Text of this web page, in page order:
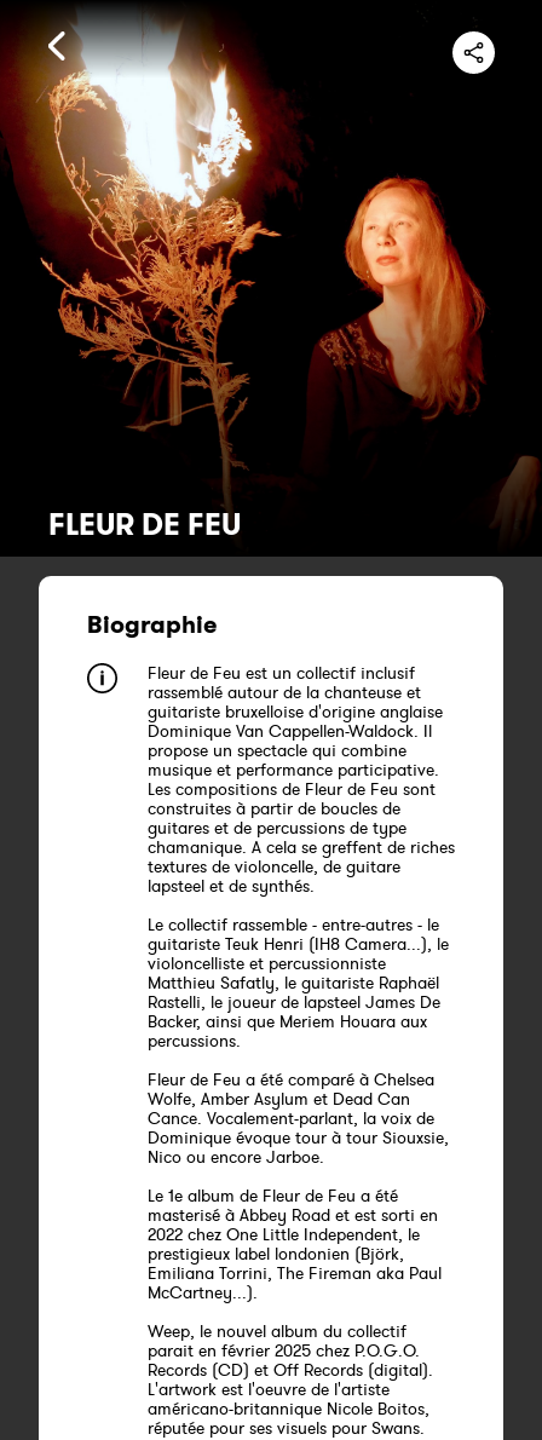
FLEUR DE FEU
Biographie
Fleur de Feu est un collectif inclusif
rassemblé autour de la chanteuse et
guitariste bruxelloise d'origine anglaise
Dominique Van Cappellen-Waldock. Il
propose un spectacle qui combine
musique et performance participative.
Les compositions de Fleur de Feu sont
construites à partir de boucles de
guitares et de percussions de type
chamanique. A cela se greffent de riches
textures de violoncelle, de guitare
lapsteel et de synthés.
Le collectif rassemble - entre-autres - le
guitariste Teuk Henri (IH8 Camera...), le
violoncelliste et percussionniste
Matthieu Safatly, le guitariste Raphaël
Rastelli, le joueur de lapsteel James De
Backer, ainsi que Meriem Houara aux
percussions.
Fleur de Feu a été comparé à Chelsea
Wolfe, Amber Asylum et Dead Can
Cance. Vocalement-parlant, la voix de
Dominique évoque tour à tour Siouxsie,
Nico ou encore Jarboe.
Le 1e album de Fleur de Feu a été
masterisé à Abbey Road et est sorti en
2022 chez One Little Independent, le
prestigieux label londonien (Björk,
Emiliana Torrini, The Fireman aka Paul
McCartney...).
Weep, le nouvel album du collectif
parait en février 2025 chez P.O.G.O.
Records (CD) et Off Records (digital).
L'artwork est l'oeuvre de l'artiste
américano-britannique Nicole Boitos,
réputée pour ses visuels pour Swans.